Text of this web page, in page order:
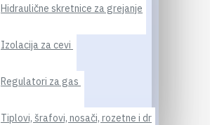
Hidraulične skretnice za grejanje
Izolacija za cevi
Regulatori za gas
Tiplovi, šrafovi, nosači, rozetne i dr